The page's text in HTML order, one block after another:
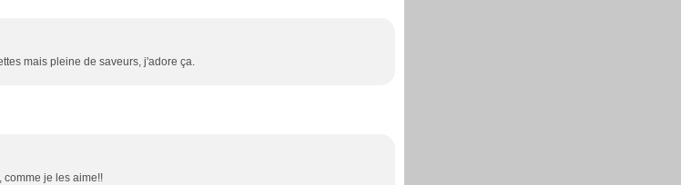
mais pleine de saveurs, j'adore ça.
comme je les aime!!